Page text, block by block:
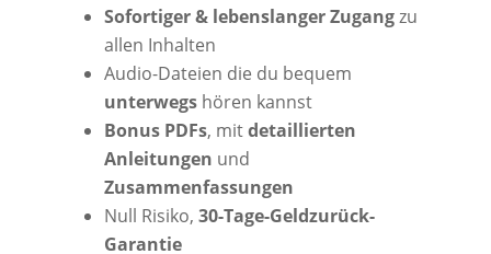
Sofortiger & lebenslanger Zugangzu
allen Inhalten
Audio-Dateien die du bequem
unterwegshören kannst
Bonus PDFs, mitdetaillierten
Anleitungen und
Zusammenfassungen
Null Risiko, 30-Tage-Geldzurück-
Garantie